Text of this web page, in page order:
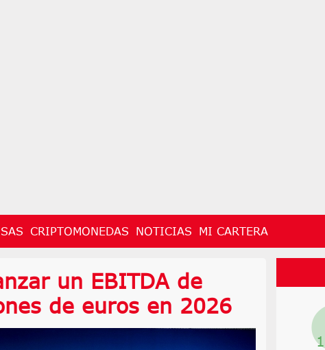
CRIPTOMONEDAS NOTICIAS MI CARTERA
un EBITDA de
de euros en 2026